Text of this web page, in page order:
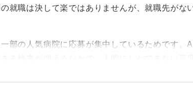
就職は決して楽ではありませんが、就職先がな
部の人気病院に応募が集中しているためです。
る検査が増えるなかで、人間にしかできない高